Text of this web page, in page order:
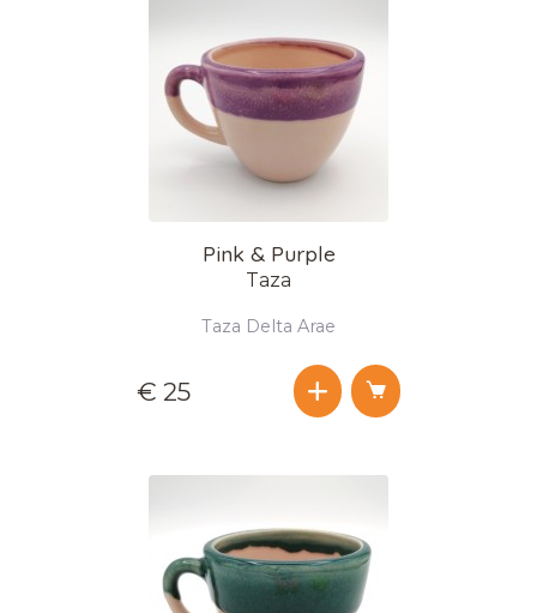
Pink & Purple
Taza
Taza Delta Arae
€ 25